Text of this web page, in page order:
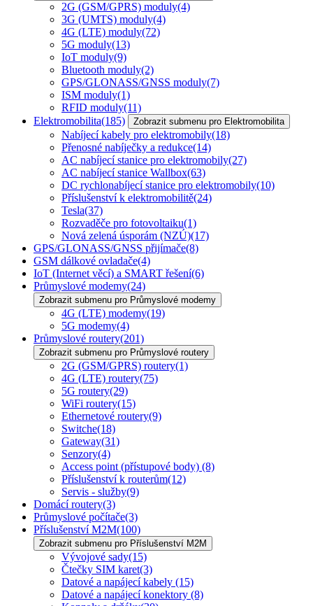
2G (GSM/GPRS) moduly(4)
3G (UMTS) moduly(4)
4G (LTE) moduly(72)
5G moduly(13)
IoT moduly(9)
Bluetooth moduly(2)
GPS/GLONASS/GNSS moduly(7)
ISM moduly(1)
RFID moduly(11)
Elektromobilita(185) Zobrazit submenu pro Elektromobilita
Nabíjecí kabely pro elektromobily(18)
Přenosné nabíječky a redukce(14)
AC nabíjecí stanice pro elektromobily(27)
AC nabíjecí stanice Wallbox(63)
DC rychlonabíjecí stanice pro elektromobily(10)
Příslušenství k elektromobilitě(24)
Tesla(37)
Rozvaděče pro fotovoltaiku(1)
Nová zelená úsporám (NZÚ)(17)
GPS/GLONASS/GNSS přijímače(8)
GSM dálkové ovladače(4)
IoT (Internet věcí) a SMART řešení(6)
Průmyslové modemy(24)
Zobrazit submenu pro Průmyslové modemy
4G (LTE) modemy(19)
5G modemy(4)
Průmyslové routery(201)
Zobrazit submenu pro Průmyslové routery
2G (GSM/GPRS) routery(1)
4G (LTE) routery(75)
5G routery(29)
WiFi routery(15)
Ethernetové routery(9)
Switche(18)
Gateway(31)
Senzory(4)
Access point (přístupové body) (8)
Příslušenství k routerům(12)
Servis - služby(9)
Domácí routery(3)
Průmyslové počítače(3)
Příslušenství M2M(100)
Zobrazit submenu pro Příslušenství M2M
Vývojové sady(15)
Čtečky SIM karet(3)
Datové a napájecí kabely (15)
Datové a napájecí konektory (8)